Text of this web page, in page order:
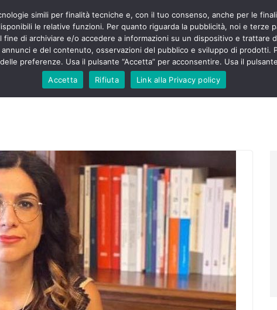
sono
senza
aggressioni
“tagli e
proclamato lo
Nursing Up contro
soccorso e
Up:
anche
POLITICA STUDENTI SALUTE COMUNICATI
simili per finalità tecniche e, con il tuo consenso, anche per le
le relative funzioni. Per quanto riguarda la pubblicità, noi e terze
fine di archiviare e/o accedere a informazioni su un dispositivo e
e del contenuto, osservazioni del pubblico e sviluppo di
preferenze. Usa il pulsante “Accetta” per acconsentire. Usa il
Accetta
Rifiuta Link alla Privacy policy